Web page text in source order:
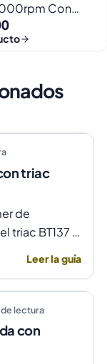
Con
Fpv
triac
de
triac BT137 y
Leer la guía
lectura
con